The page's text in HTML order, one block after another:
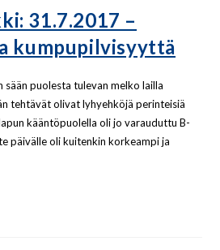
31.7.2017 –
kumpupilvisyyttä
puolesta tulevan melko lailla
tehtävät olivat lyhyehköjä perinteisiä
kääntöpuolella oli jo varauduttu B-
päivälle oli kuitenkin korkeampi ja